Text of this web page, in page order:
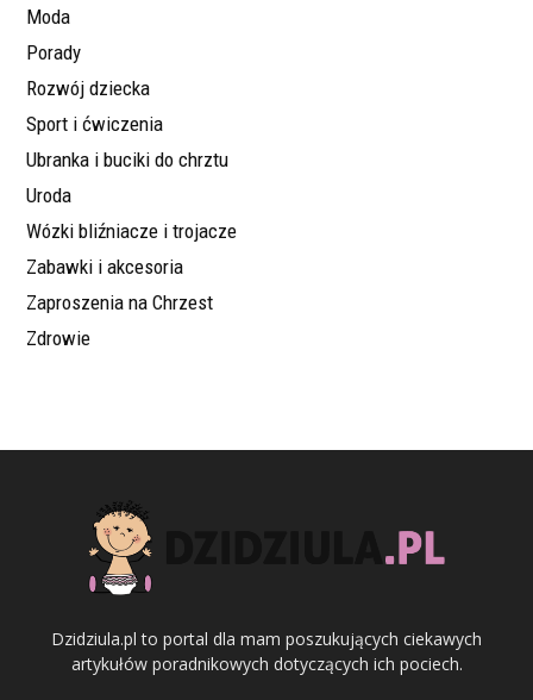
Moda
Porady
Rozwój dziecka
Sport i ćwiczenia
Ubranka i buciki do chrztu
Uroda
Wózki bliźniacze i trojacze
Zabawki i akcesoria
Zaproszenia na Chrzest
Zdrowie
Dzidziula.pl to portal dla mam poszukujących ciekawych
artykułów poradnikowych dotyczących ich pociech.